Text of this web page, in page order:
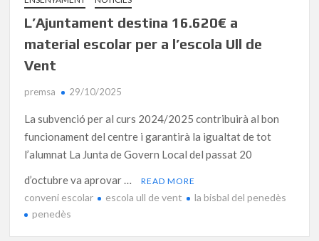
L’Ajuntament destina 16.620€ a
material escolar per a l’escola Ull de
Vent
premsa 29/10/2025
La subvenció per al curs 2024/2025 contribuirà al bon
funcionament del centre i garantirà la igualtat de tot
l’alumnat La Junta de Govern Local del passat 20
d’octubre va aprovar …
READ MORE
conveni escolar escola ull de vent
la bisbal del penedès
penedès